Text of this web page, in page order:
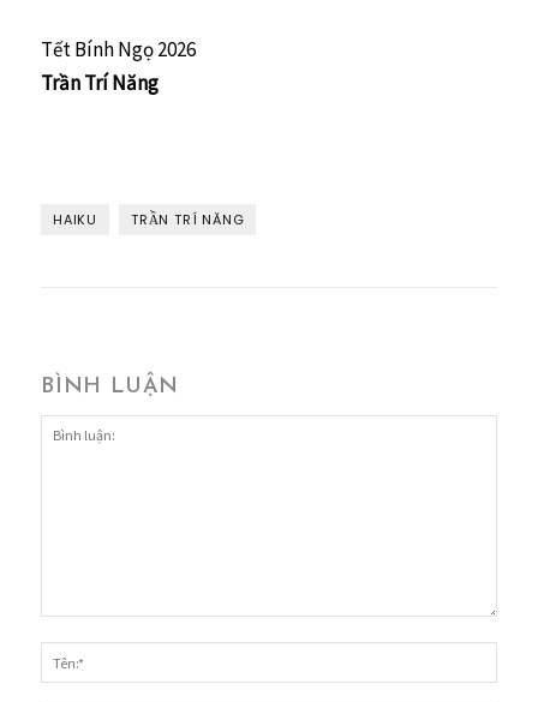
Tết Bính Ngọ 2026
Trần Trí Năng
HAIKU TRẦN TRÍ NĂNG
BÌNH LUẬN
luận: